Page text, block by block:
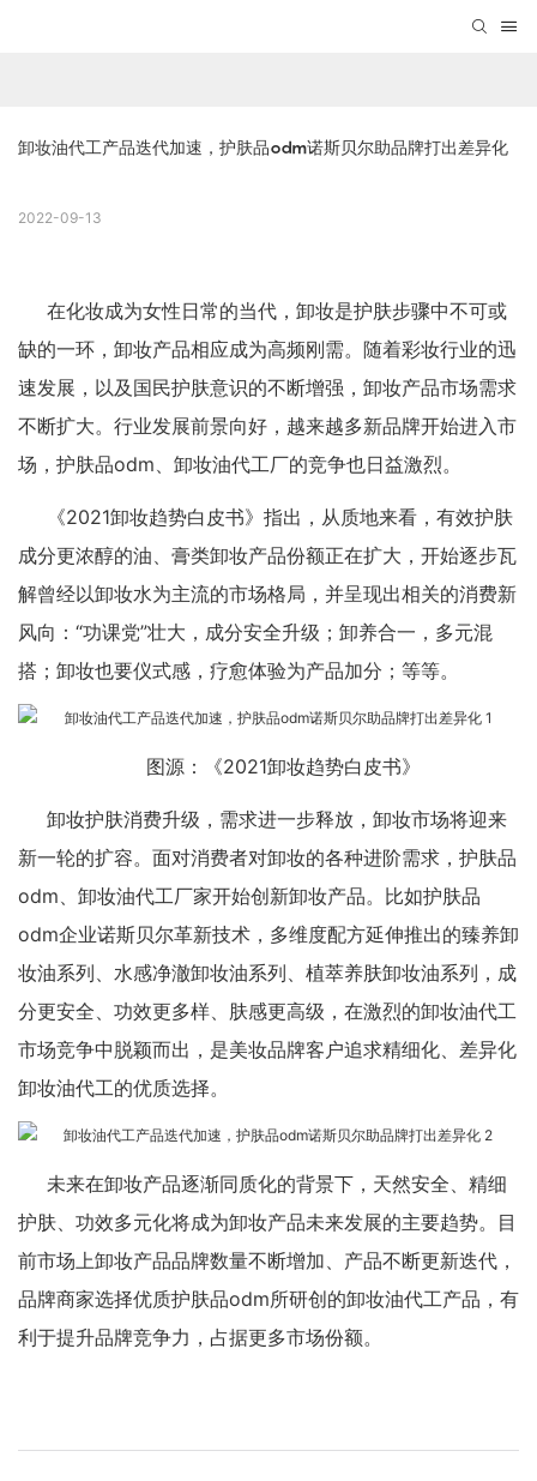
卸妆油代工产品迭代加速，护肤品odm诺斯贝尔助品牌打出差异化
2022-09-13
在化妆成为女性日常的当代，卸妆是护肤步骤中不可或
缺的一环，卸妆产品相应成为高频刚需。随着彩妆行业的迅
速发展，以及国民护肤意识的不断增强，卸妆产品市场需求
不断扩大。行业发展前景向好，越来越多新品牌开始进入市
场， 护肤品odm、卸妆油代工厂的竞争也日益激烈。
《2021卸妆趋势白皮书》指出，从质地来看，有效护肤
成分更浓醇的油、膏类卸妆产品份额正在扩大，开始逐步瓦
解曾经以卸妆水为主流的市场格局，并呈现出相关的消费新
风向：“功课党”壮大，成分安全升级；卸养合一，多元混
搭；卸妆也要仪式感，疗愈体验为产品加分；等等。
图源：《2021卸妆趋势白皮书》
卸妆护肤消费升级，需求进一步释放，卸妆市场将迎来
新一轮的扩容。面对消费者对卸妆的各种进阶需求，护肤品
odm、卸妆油代工厂家开始创新卸妆产品。比如护肤品
odm企业诺斯贝尔革新技术，多维度配方延伸推出的臻养卸
妆油系列、水感净澈卸妆油系列、植萃养肤卸妆油系列，成
分更安全、功效更多样、肤感更高级，在激烈的卸妆油代工
市场竞争中脱颖而出，是美妆品牌客户追求精细化、差异化
卸妆油代工的优质选择。
未来在卸妆产品逐渐同质化的背景下，天然安全、精细
护肤、功效多元化将成为卸妆产品未来发展的主要趋势。目
前市场上卸妆产品品牌数量不断增加、产品不断更新迭代，
品牌商家选择优质护肤品odm所研创的卸妆油代工产品，有
利于提升品牌竞争力，占据更多市场份额。